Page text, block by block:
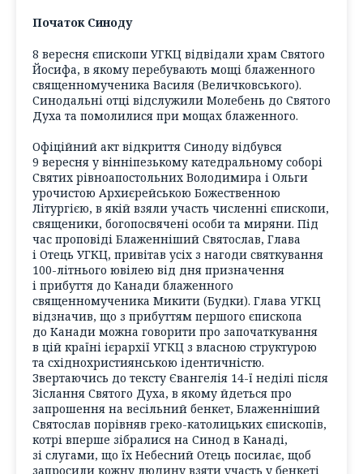
Початок Синоду
8 вересня єпископи УГКЦ відвідали храм Святого
Йосифа, в якому перебувають мощі блаженного
священномученика Василя (Величковського).
Синодальні отці відслужили Молебень до Святого
Духа та помолилися при мощах блаженного.
Офіційний акт відкриття Синоду відбувся
9 вересня у вінніпезькому катедральному соборі
Святих рівноапостольних Володимира і Ольги
урочистою Архиєрейською Божественною
Літургією, в якій взяли участь численні єпископи,
священики, богопосвячені особи та миряни. Під
час проповіді Блаженніший Святослав, Глава
і Отець УГКЦ, привітав усіх з нагоди святкування
100-літнього ювілею від дня призначення
і прибуття до Канади блаженного
священномученика Микити (Будки). Глава УГКЦ
відзначив, що з прибуттям першого єпископа
до Канади можна говорити про започаткування
в цій країні ієрархії УГКЦ з власною структурою
та східнохристиянською ідентичністю.
Звертаючись до тексту Євангелія 14-ї неділі після
Зіслання Святого Духа, в якому йдеться про
запрошення на весільний бенкет, Блаженніший
Святослав порівняв греко-католицьких єпископів,
котрі вперше зібралися на Синод в Канаді,
зі слугами, що їх Небесний Отець посилає, щоб
запросили кожну людину взяти участь у бенкеті